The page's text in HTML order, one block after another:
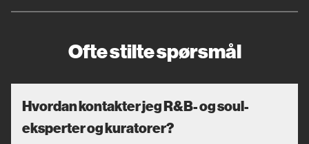
Ofte stilte spørsmål
Hvordan kontakter jeg R&B- og soul-
eksperter og kuratorer?